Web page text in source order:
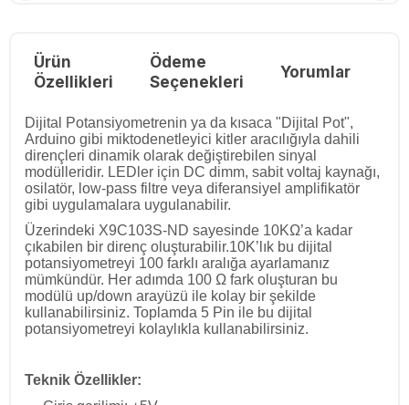
Ürün
Özellikleri
Ödeme
Seçenekleri
Yorumlar
Dijital Potansiyometrenin ya da kısaca "Dijital Pot",
Arduino gibi miktodenetleyici kitler aracılığıyla dahili
dirençleri dinamik olarak değiştirebilen sinyal
modülleridir. LEDler için DC dimm, sabit voltaj kaynağı,
osilatör, low-pass filtre veya diferansiyel amplifikatör
gibi uygulamalara uygulanabilir.
Üzerindeki X9C103S-ND sayesinde 10KΩ’a kadar
çıkabilen bir direnç oluşturabilir.10K’lık bu dijital
potansiyometreyi 100 farklı aralığa ayarlamanız
mümkündür. Her adımda 100 Ω fark oluşturan bu
modülü up/down arayüzü ile kolay bir şekilde
kullanabilirsiniz. Toplamda 5 Pin ile bu dijital
potansiyometreyi kolaylıkla kullanabilirsiniz.
Teknik Özellikler: